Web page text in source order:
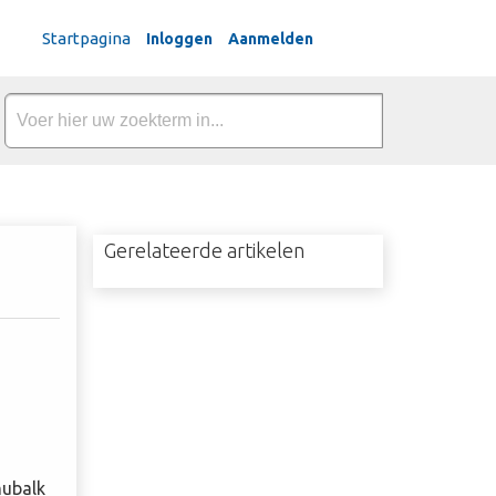
Startpagina Inloggen Aanmelden
Gerelateerde artikelen